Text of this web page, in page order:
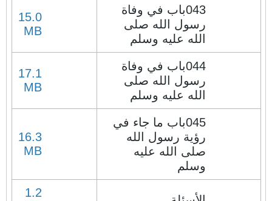
043باب في وفاة
رسول الله صلى
الله عليه وسلم
15.0
MB
044باب في وفاة
رسول الله صلى
الله عليه وسلم
17.1
MB
045باب ما جاء في
رؤية رسول الله
صلى الله عليه
وسلم
16.3
MB
1.2